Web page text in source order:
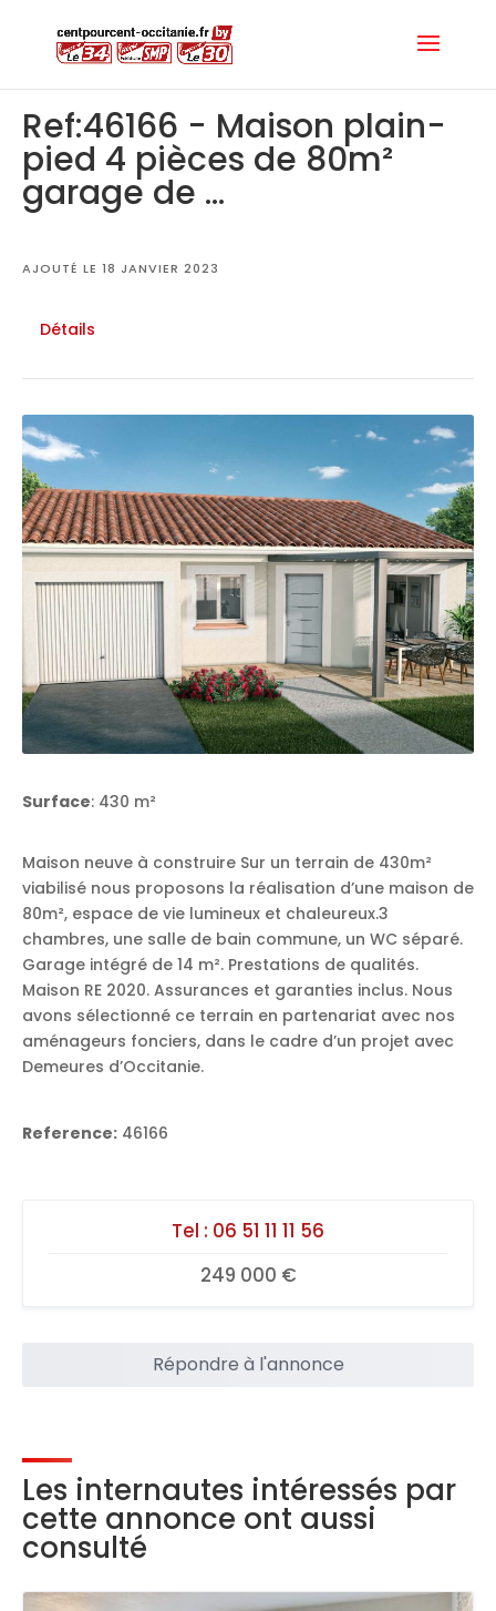
Ref:46166 - Maison plain-
pied 4 pièces de 80m²
garage de ...
AJOUTÉ LE 18 JANVIER 2023
Détails
Surface: 430 m²
Maison neuve à construire Sur un terrain de 430m²
viabilisé nous proposons la réalisation d’une maison de
80m², espace de vie lumineux et chaleureux.3
chambres, une salle de bain commune, un WC séparé.
Garage intégré de 14 m². Prestations de qualités.
Maison RE 2020. Assurances et garanties inclus. Nous
avons sélectionné ce terrain en partenariat avec nos
aménageurs fonciers, dans le cadre d’un projet avec
Demeures d’Occitanie.
Reference: 46166
Tel : 06 51 11 11 56
249 000 €
Répondre à l'annonce
Les internautes intéressés par
cette annonce ont aussi
consulté